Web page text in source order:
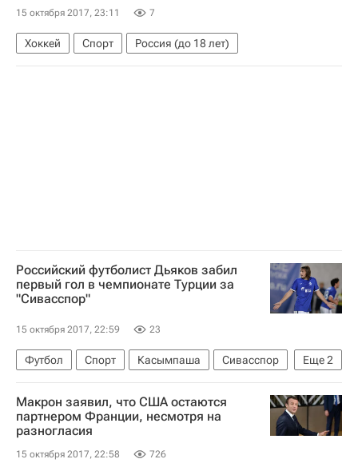
15 октября 2017, 23:11 7
Хоккей Спорт Россия (до 18 лет)
Российский футболист Дьяков забил
первый гол в чемпионате Турции за
"Сивасспор"
15 октября 2017, 22:59 23
Еще2
Футбол Спорт Касымпаша
Сивасспор
Динамо Москва
Виталий Дьяков
Макрон заявил, что США остаются
партнером Франции, несмотря на
разногласия
15 октября 2017, 22:58 726